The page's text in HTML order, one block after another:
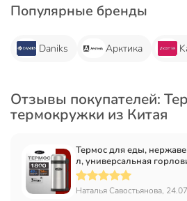
Популярные бренды
Daniks Арктика
Отзывы покупателей:
термокружки из Китая
Термос для еды,
л, универсальная
колба нержавеющая
Наталья Савостьянова,